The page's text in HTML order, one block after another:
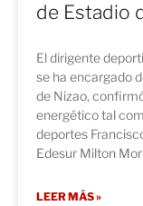
de Estadio
El dirigente
se ha encargado
de Nizao,
energético tal
deportes
Edesur Milton
LEER MÁS »